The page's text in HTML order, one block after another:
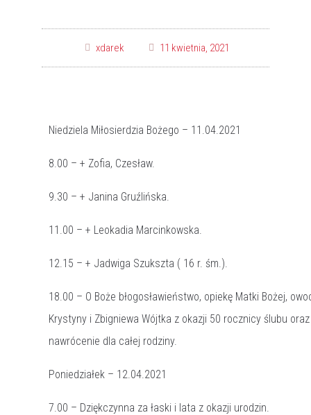
xdarek 11 kwietnia, 2021
Niedziela Miłosierdzia Bożego – 11.04.2021
8.00 – + Zofia, Czesław.
9.30 – + Janina Gruźlińska.
11.00 – + Leokadia Marcinkowska.
12.15 – + Jadwiga Szukszta ( 16 r. śm.).
18.00 – O Boże błogosławieństwo, opiekę Matki Bożej,
Krystyny i Zbigniewa Wójtka z okazji 50 rocznicy ślubu
nawrócenie dla całej rodziny.
Poniedziałek – 12.04.2021
7.00 – Dziękczynna za łaski i lata z okazji urodzin.